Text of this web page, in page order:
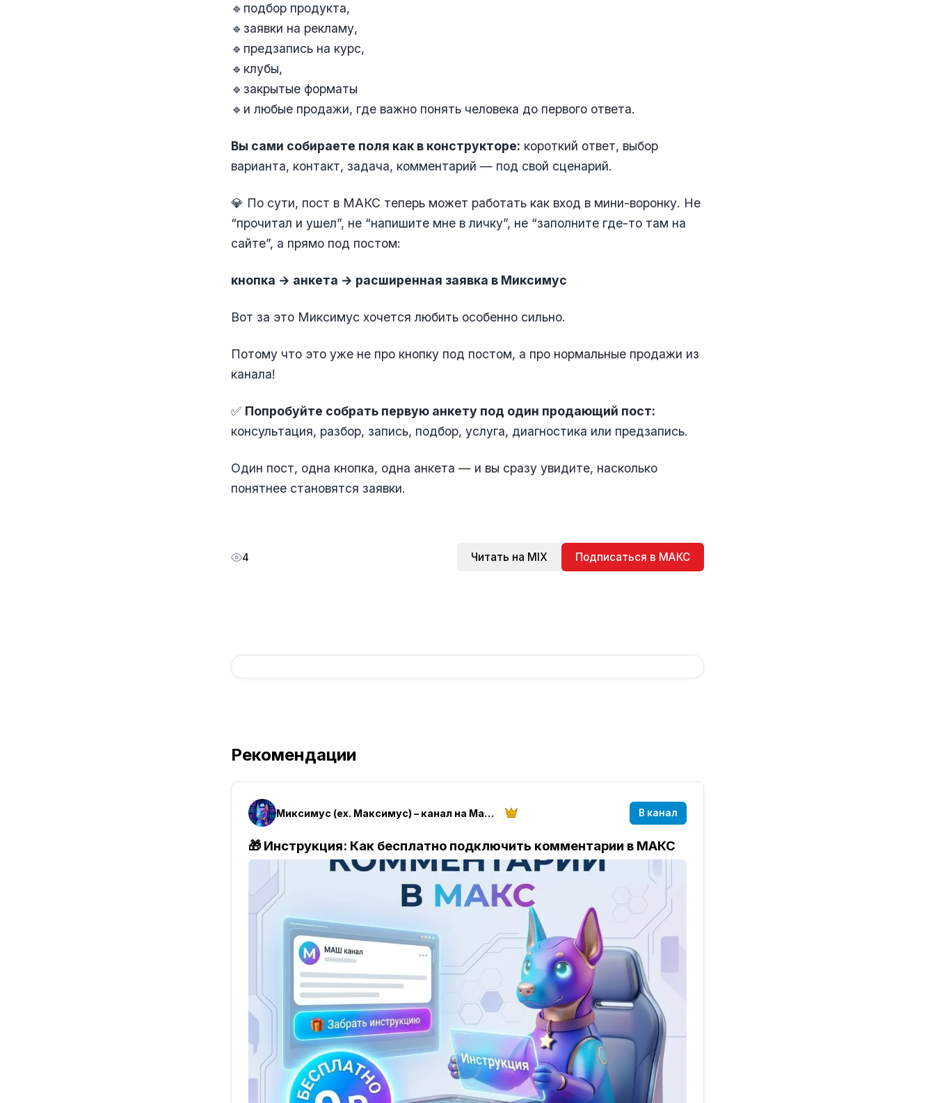
🔹подбор продукта,
🔹заявки на рекламу,
🔹предзапись на курс,
🔹клубы,
🔹закрытые форматы
🔹и любые продажи, где важно понять человека до первого ответа.
Вы сами собираете поля как в конструкторе: короткий ответ, выбор
варианта, контакт, задача, комментарий — под свой сценарий.
💎 По сути, пост в МАКС теперь может работать как вход в мини-воронку. Не
“прочитал и ушел”, не “напишите мне в личку”, не “заполните где-то там на
сайте”, а прямо под постом:
кнопка → анкета → расширенная заявка в Миксимус
Вот за это Миксимус хочется любить особенно сильно.
Потому что это уже не про кнопку под постом, а про нормальные продажи из
канала!
✅ Попробуйте собрать первую анкету под один продающий пост:
консультация, разбор, запись, подбор, услуга, диагностика или предзапись.
Один пост, одна кнопка, одна анкета — и вы сразу увидите, насколько
понятнее становятся заявки.
4 Читать на MIX Подписаться в МАКС
Рекомендации
Миксимус (ex. Максимус) – канал на Максимум В канал
🎁 Инструкция: Как бесплатно подключить комментарии в МАКС